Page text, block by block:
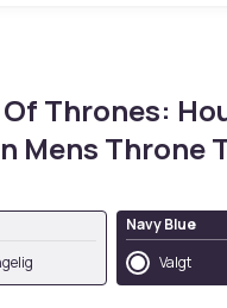
Thrones:
Mens Throne
Navy Blue
Valgt